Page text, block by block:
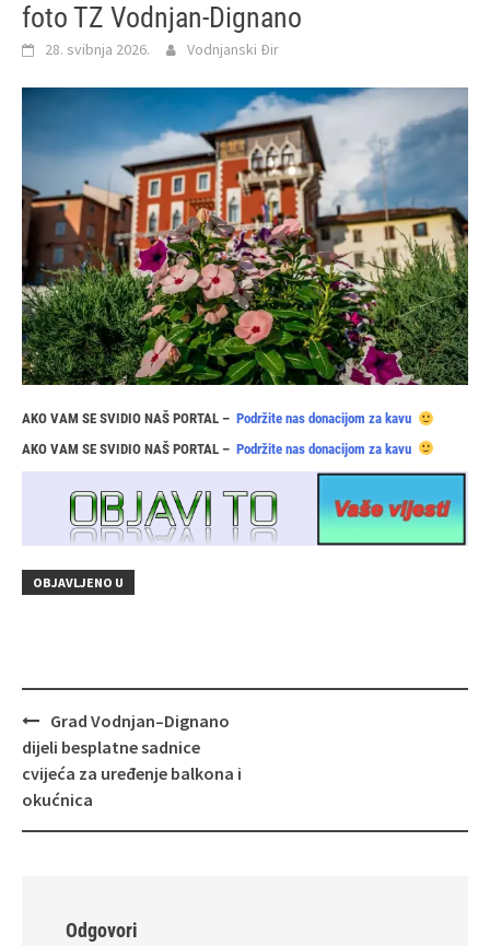
foto TZ Vodnjan-Dignano
28. svibnja 2026. Vodnjanski Đir
AKO VAM SE SVIDIO NAŠ PORTAL – Podržite nas donacijom za kavu
AKO VAM SE SVIDIO NAŠ PORTAL – Podržite nas donacijom za kavu
OBJAVLJENO U
Navigacija
objava
Grad Vodnjan–Dignano
dijeli besplatne sadnice
cvijeća za uređenje balkona i
okućnica
Odgovori